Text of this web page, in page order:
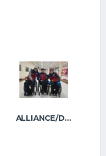
ALLIANCE/DIMBOVSKIS